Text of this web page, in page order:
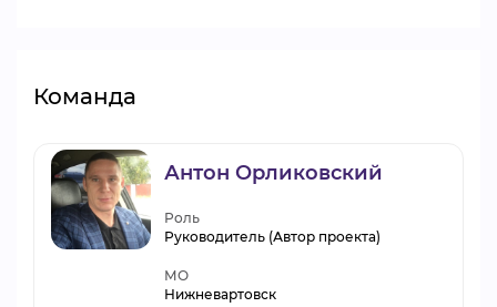
Команда
Антон Орликовский
Роль
Руководитель (Автор проекта)
МО
Нижневартовск